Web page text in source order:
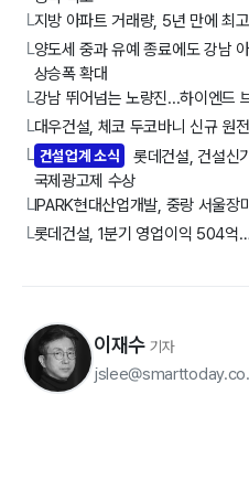
└지방 아파트 거래량, 5년 만에 최
└양도세 중과 유예 종료에도 강남
상승폭 확대
└강남 뛰어넘는 노량진...하이엔드
└대우건설, 체코 두코바니 신규 원
└ 건설업계 소식
롯데건설, 건설신
국제광고제 수상
└IPARK현대산업개발, 중랑 서울장
└롯데건설, 1분기 영업이익 504억
이재수 기자